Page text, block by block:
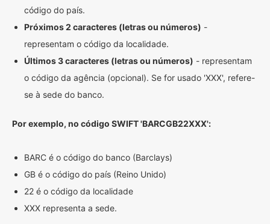
código do país.
Próximos 2 caracteres (letras ou números) -
representam o código da localidade.
Últimos 3 caracteres (letras ou números) - representam
o código da agência (opcional). Se for usado 'XXX', refere-
se à sede do banco.
Por exemplo, no código SWIFT 'BARCGB22XXX':
BARC é o código do banco (Barclays)
GB é o código do país (Reino Unido)
22 é o código da localidade
XXX representa a sede.